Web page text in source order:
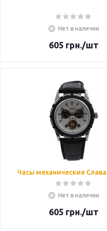
Нет в наличии
605 грн./шт
Часы механические Слава
Нет в наличии
605 грн./шт